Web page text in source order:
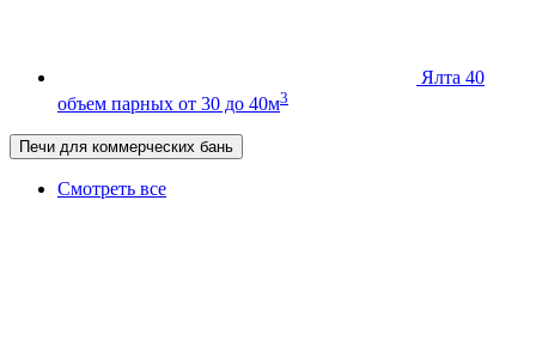
Ялта 40
объем парных от 30 до 40м3
Печи для коммерческих бань
Смотреть все